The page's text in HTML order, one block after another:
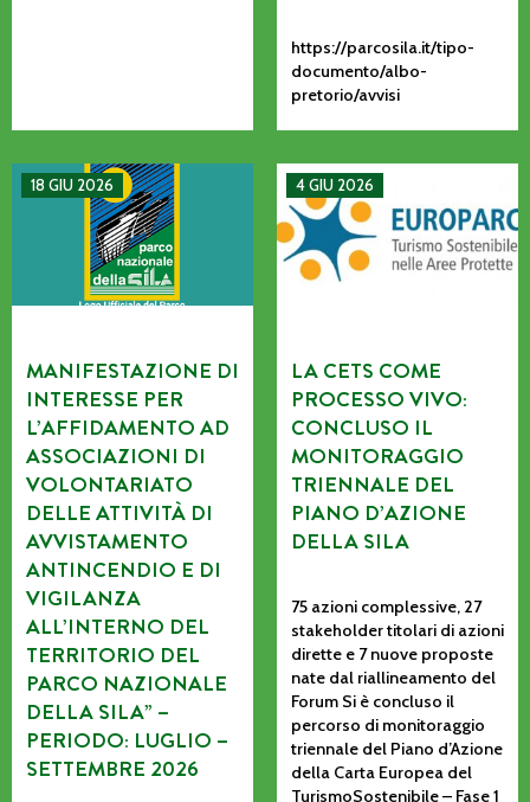
https://parcosila.it/tipo-
documento/albo-
pretorio/avvisi
18 GIU 2026
MANIFESTAZIONE DI INTERESSE PER L’AFFIDAMENTO
MANIFESTAZIONE DI
INTERESSE PER
L’AFFIDAMENTO AD
ASSOCIAZIONI DI
VOLONTARIATO
DELLE ATTIVITÀ DI
AVVISTAMENTO
ANTINCENDIO E DI
VIGILANZA
ALL’INTERNO DEL
TERRITORIO DEL
PARCO NAZIONALE
DELLA SILA” –
PERIODO: LUGLIO –
SETTEMBRE 2026
4 GIU 2026
La CETS come processo
LA CETS COME
PROCESSO VIVO:
CONCLUSO IL
MONITORAGGIO
TRIENNALE DEL
PIANO D’AZIONE
DELLA SILA
75 azioni complessive, 27
stakeholder titolari di azioni
dirette e 7 nuove proposte
nate dal riallineamento del
Forum Si è concluso il
percorso di monitoraggio
triennale del Piano d’Azione
della Carta Europea del
TurismoSostenibile – Fase 1